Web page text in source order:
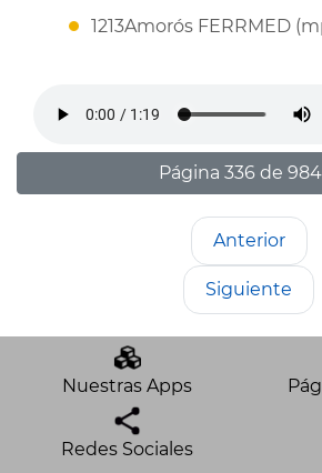
1213Amorós FERRMED
Página 336 de 984
Anterior
Siguiente
Nuestras Apps
Redes Sociales